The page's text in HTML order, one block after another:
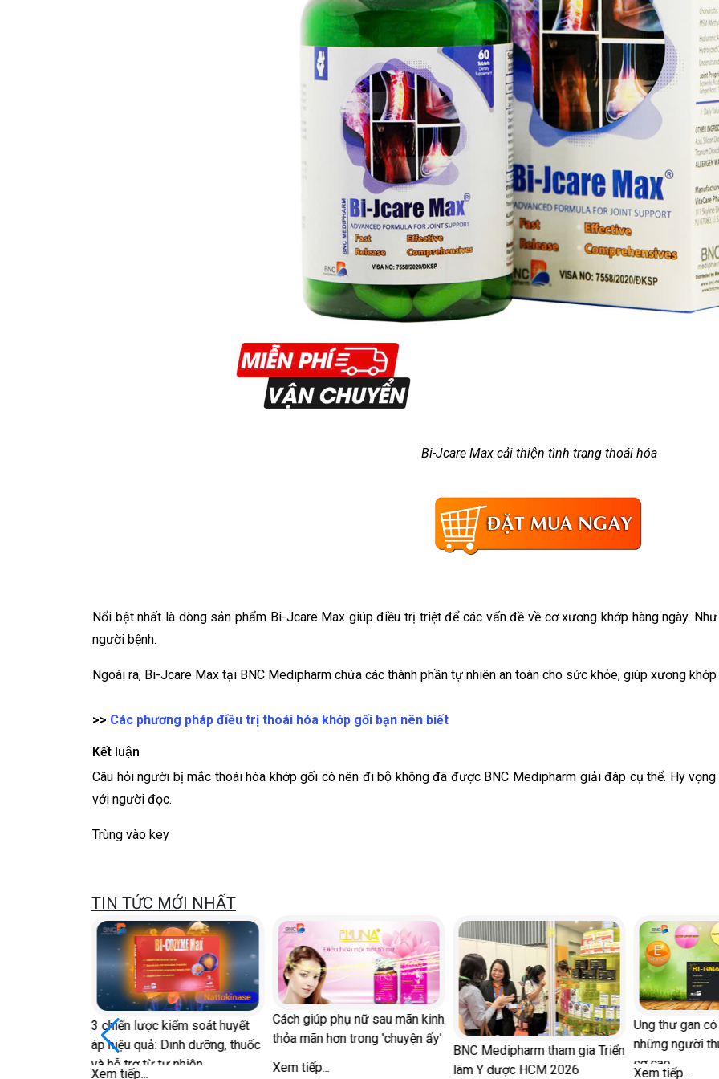
Bi-Jcare Max cải thiện tình trạng thoái hóa
Nổi bật nhất là dòng sản phẩm Bi-Jcare Max giúp điều trị triệt để các vấn đề về cơ xương khớp hàng ngày.
người bệnh.
Ngoài ra, Bi-Jcare Max tại BNC Medipharm chứa các thành phần tự nhiên an toàn cho sức khỏe, giúp xương
>> Các phương pháp điều trị thoái hóa khớp gối bạn nên biết
Kết luận
Câu hỏi người bị mắc thoái hóa khớp gối có nên đi bộ không đã được BNC Medipharm giải đáp cụ thể. Hy
với người đọc.
Trùng vào key
TIN TỨC MỚI NHẤT
3 chiến lược kiểm soát huyết
áp hiệu quả: Dinh dưỡng, thuốc
và hỗ trợ từ tự nhiên
Xem tiếp...
Cách giúp phụ nữ sau mãn kinh
thỏa mãn hơn trong 'chuyện ấy'
Xem tiếp...
BNC Medipharm tham gia Triển
lãm Y dược HCM 2026
Ung thư gan có di
những người thuộc
Xem tiếp...